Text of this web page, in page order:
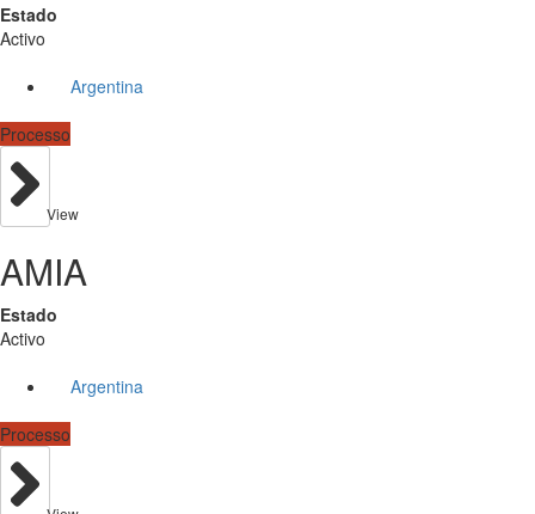
Estado
Activo
Argentina
Processo
View
AMIA
Estado
Activo
Argentina
Processo